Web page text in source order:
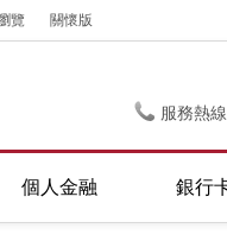
覽 關懷版
服務熱
個人金融 銀行